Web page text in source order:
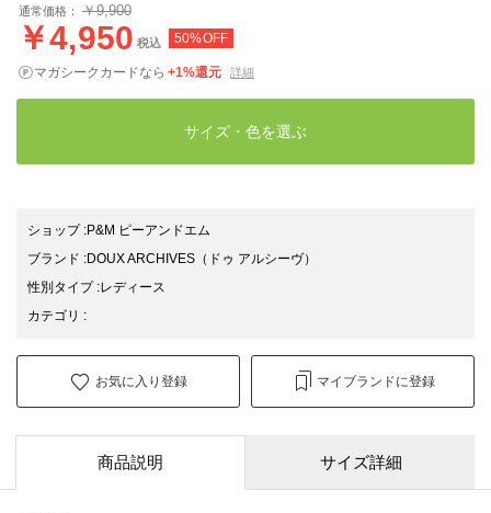
通常価格： ￥9,900
￥4,950 税込 50%OFF
マガシークカードなら +1%還元 詳細
サイズ・色を選ぶ
ショップ:P&M ピーアンドエム
ブランド :DOUX ARCHIVES （ドゥ アルシーヴ）
性別タイプ:レディース
カテゴリ :
お気に入り登録 マイブランドに登録
商品説明 サイズ詳細